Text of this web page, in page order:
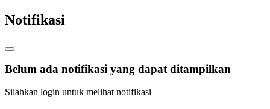
Notifikasi
Belum ada notifikasi yang dapat ditampilkan
Silahkan login untuk melihat notifikasi